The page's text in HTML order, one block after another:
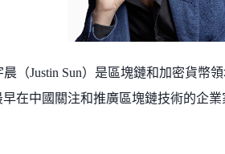
（Justin Sun）是區塊鏈和加密貨幣
在中國關注和推廣區塊鏈技術的企業